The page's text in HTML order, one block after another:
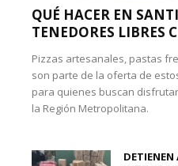
QUÉ HACER EN
TENEDORES LIBRES
Pizzas artesanales, pastas
son parte de la oferta de
para quienes buscan
la Región Metropolitana.
DETIENEN